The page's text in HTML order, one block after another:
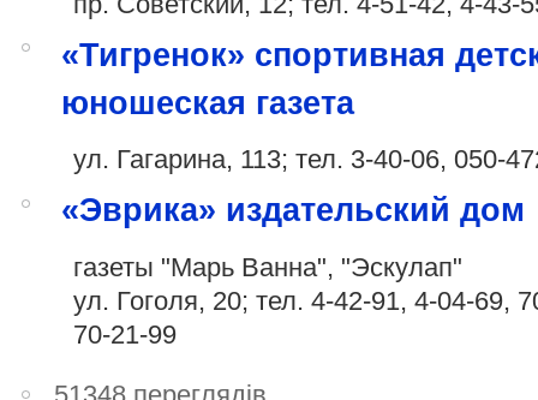
«Тигренок» спортивная
юношеская газета
ул. Гагарина, 113; тел. 3-40-06, 050-
«Эврика» издательский дом
газеты "Марь Ванна", "Эскулап"
ул. Гоголя, 20; тел. 4-42-91, 4-04-69,
70-21-99